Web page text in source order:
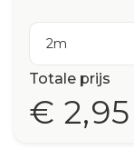
2m
Totale prijs
€ 2,95